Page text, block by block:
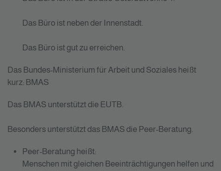
Das Büro ist neben der Innenstadt.
Das Büro ist gut zu erreichen.
Das Bundes-Ministerium für Arbeit und Soziales heißt
kurz: BMAS
Das BMAS unterstützt die EUTB.
Besonders unterstützt das BMAS die Peer-Beratung.
Peer-Beratung heißt:
Menschen mit gleichen Beeinträchtigungen helfen und